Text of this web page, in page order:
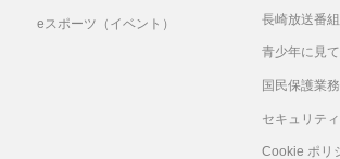
eスポーツ（イベント） 長崎放送番
青少年に見
国民保護業
セキュリテ
Cookie ポリ